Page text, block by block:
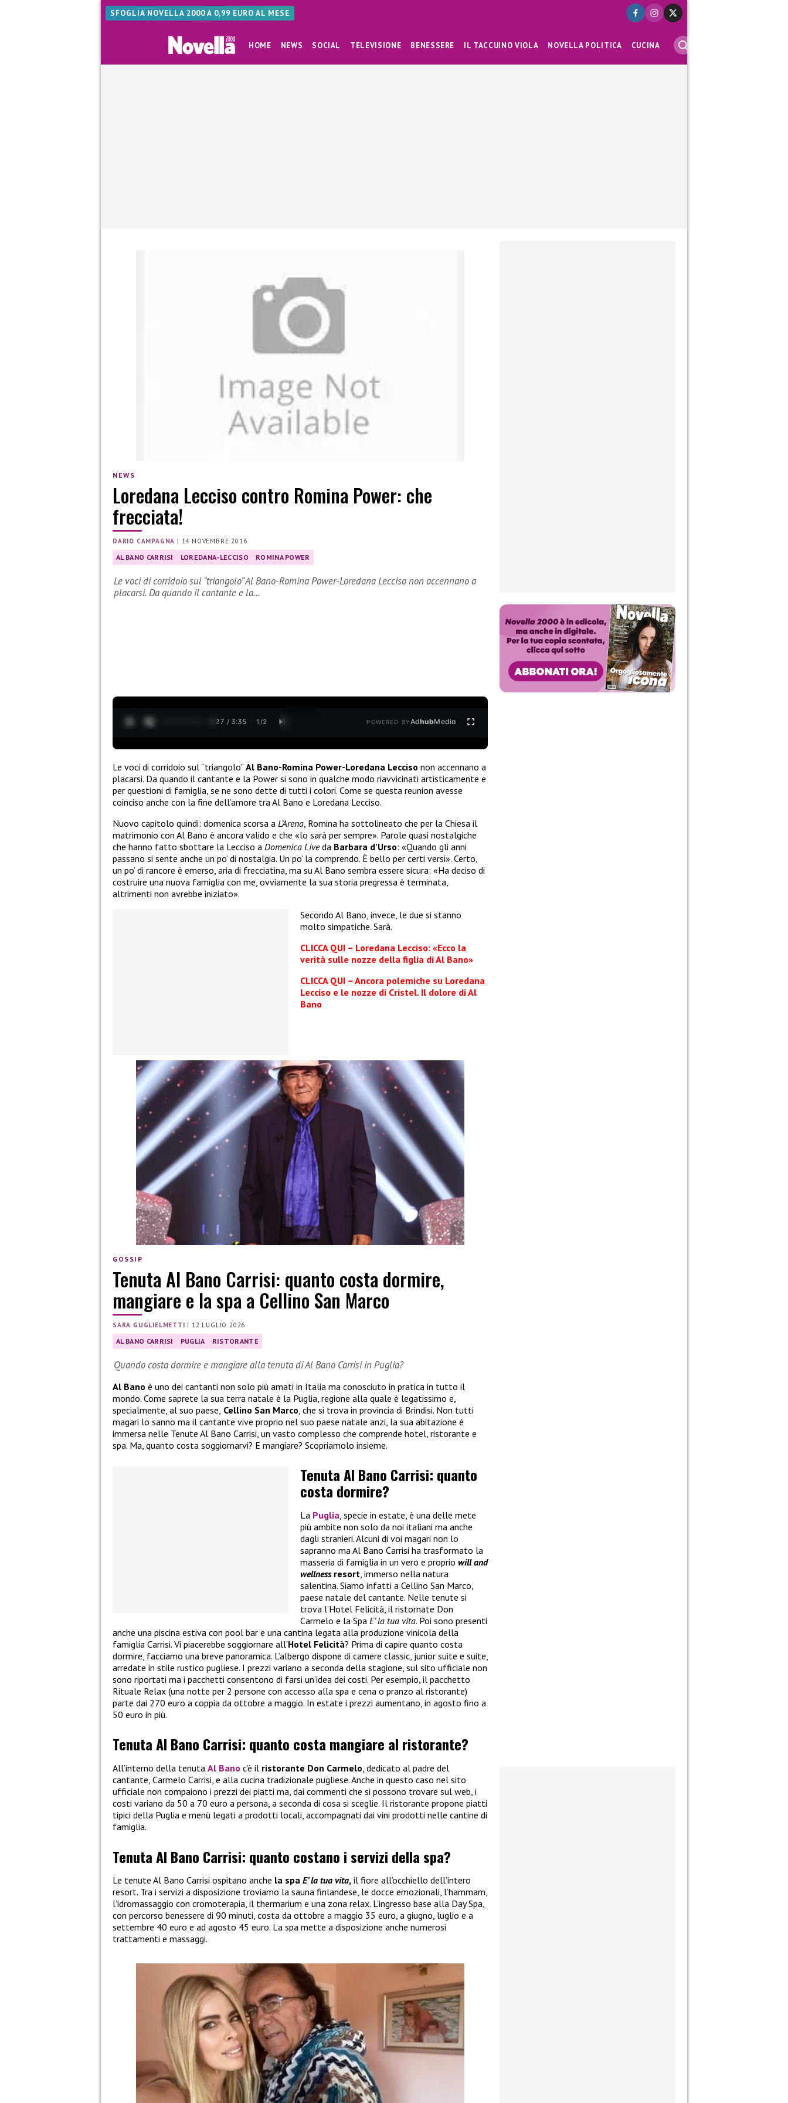
SFOGLIA NOVELLA 2000 A 0,99 EURO AL MESE
HOME NEWS SOCIAL TELEVISIONE BENESSERE IL TACCUINO VIOLA NOVELLA POLITICA CUCINA
NEWS
Loredana Lecciso contro Romina Power: che
frecciata!
DARIO CAMPAGNA | 14 NOVEMBRE 2016
AL BANO CARRISI LOREDANA-LECCISO ROMINA POWER
Le voci di corridoio sul “triangolo” Al Bano-Romina Power-Loredana Lecciso non accennano a
placarsi. Da quando il cantante e la…
0:28 / 3:35 1 /2 POWERED BYAdhubMedia
Le voci di corridoio sul “triangolo” Al Bano-Romina Power-Loredana Lecciso non accennano a
placarsi. Da quando il cantante e la Power si sono in qualche modo riavvicinati artisticamente e
per questioni di famiglia, se ne sono dette di tutti i colori. Come se questa reunion avesse
coinciso anche con la fine dell’amore tra Al Bano e Loredana Lecciso.
Nuovo capitolo quindi: domenica scorsa a L’Arena , Romina ha sottolineato che per la Chiesa il
matrimonio con Al Bano è ancora valido e che «lo sarà per sempre». Parole quasi nostalgiche
che hanno fatto sbottare la Lecciso a Domenica Liveda Barbara d’Urso: «Quando gli anni
passano si sente anche un po’ di nostalgia. Un po’ la comprendo. È bello per certi versi». Certo,
un po’ di rancore è emerso, aria di frecciatina, ma su Al Bano sembra essere sicura: «Ha deciso di
costruire una nuova famiglia con me, ovviamente la sua storia pregressa è terminata,
altrimenti non avrebbe iniziato».
Secondo Al Bano, invece, le due si stanno
molto simpatiche. Sarà.
CLICCA QUI – Loredana Lecciso: «Ecco la
verità sulle nozze della figlia di Al Bano»
CLICCA QUI – Ancora polemiche su Loredana
Lecciso e le nozze di Cristel. Il dolore di Al
Bano
GOSSIP
Tenuta Al Bano Carrisi: quanto costa dormire,
mangiare e la spa a Cellino San Marco
SARA GUGLIELMETTI | 12 LUGLIO 2026
AL BANO CARRISI PUGLIA RISTORANTE
Quando costa dormire e mangiare alla tenuta di Al Bano Carrisi in Puglia?
Al Bano è uno dei cantanti non solo più amati in Italia ma conosciuto in pratica in tutto il
mondo. Come saprete la sua terra natale è la Puglia, regione alla quale è legatissimo e,
specialmente, al suo paese, Cellino San Marco , che si trova in provincia di Brindisi. Non tutti
magari lo sanno ma il cantante vive proprio nel suo paese natale anzi, la sua abitazione è
immersa nelle Tenute Al Bano Carrisi, un vasto complesso che comprende hotel, ristorante e
spa. Ma, quanto costa soggiornarvi? E mangiare? Scopriamolo insieme.
Tenuta Al Bano Carrisi: quanto
costa dormire?
La Puglia, specie in estate, è una delle mete
più ambite non solo da noi italiani ma anche
dagli stranieri. Alcuni di voi magari non lo
sapranno ma Al Bano Carrisi ha trasformato la
masseria di famiglia in un vero e proprio will and
wellnessresort, immerso nella natura
salentina. Siamo infatti a Cellino San Marco,
paese natale del cantante. Nelle tenute si
trova l’Hotel Felicità, il ristornate Don
Carmelo e la Spa E’ la tua vita. Poi sono presenti
anche una piscina estiva con pool bar e una cantina legata alla produzione vinicola della
famiglia Carrisi. Vi piacerebbe soggiornare all’Hotel Felicità? Prima di capire quanto costa
dormire, facciamo una breve panoramica. L’albergo dispone di camere classic, junior suite e suite,
arredate in stile rustico pugliese. I prezzi variano a seconda della stagione, sul sito ufficiale non
sono riportati ma i pacchetti consentono di farsi un’idea dei costi. Per esempio, il pacchetto
Rituale Relax (una notte per 2 persone con accesso alla spa e cena o pranzo al ristorante)
parte dai 270 euro a coppia da ottobre a maggio. In estate i prezzi aumentano, in agosto fino a
50 euro in più.
Tenuta Al Bano Carrisi: quanto costa mangiare al ristorante?
All’interno della tenuta Al Bano c’è il ristorante Don Carmelo, dedicato al padre del
cantante, Carmelo Carrisi, e alla cucina tradizionale pugliese. Anche in questo caso nel sito
ufficiale non compaiono i prezzi dei piatti ma, dai commenti che si possono trovare sul web, i
costi variano da 50 a 70 euro a persona, a seconda di cosa si sceglie. Il ristorante propone piatti
tipici della Puglia e menù legati a prodotti locali, accompagnati dai vini prodotti nelle cantine di
famiglia.
Tenuta Al Bano Carrisi: quanto costano i servizi della spa?
Le tenute Al Bano Carrisi ospitano anche la spa E’ la tua vita, il fiore all’occhiello dell’intero
resort. Tra i servizi a disposizione troviamo la sauna finlandese, le docce emozionali, l’hammam,
l’idromassaggio con cromoterapia, il thermarium e una zona relax. L’ingresso base alla Day Spa,
con percorso benessere di 90 minuti, costa da ottobre a maggio 35 euro, a giugno, luglio e a
settembre 40 euro e ad agosto 45 euro. La spa mette a disposizione anche numerosi
trattamenti e massaggi.